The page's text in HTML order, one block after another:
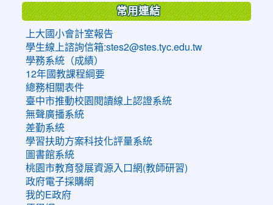
常用連結
上大國小會計室報告
學生線上諮詢信箱:stes2@stes.tyc.edu.tw
學務系統（成績）
12年國教課程綱要
總務相關表件
臺中市推動校園閱讀線上認證系統
無聲廣播系統
差勤系統
學習扶助方案科技化評量系統
圖書館系統
桃園市教育發展資源入口網(教師研習)
政府電子採購網
我的E政府